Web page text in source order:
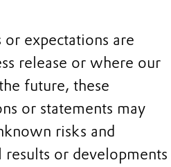
or expectations are
release or where our
future, these
or statements may
risks and
or developments